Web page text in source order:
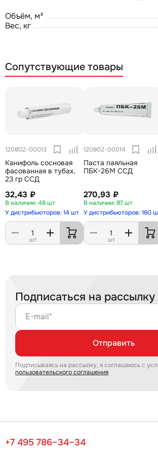
Объём, м³
Вес, кг
Сопутствующие товары
120802-00013
Канифоль сосновая
фасованная в тубах,
23 гр ССД
32,43 ₽
48 шт
У дистрибьюторов: 14 шт
шт
120802-00014
Паста паяльная
ПБК-26М ССД
270,93 ₽
87 шт
У дистрибьюторов: 160
шт
Подписаться на рассылку
E-mail*
Отправить
Подписываясь на рассылку, я соглашаюсь с
пользовательского соглашения
+7 495 786–34–34